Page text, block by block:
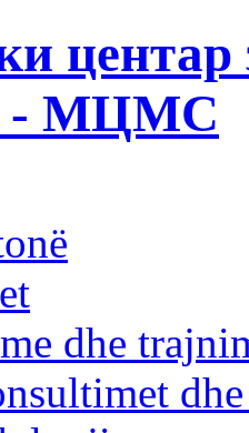
центар
- МЦМС
dhe